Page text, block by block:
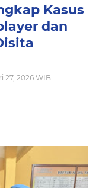
Kasus
dan
27, 2026 WIB